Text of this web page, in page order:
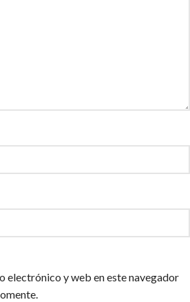
electrónico y web en este navegador